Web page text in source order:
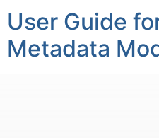
User Guide
Metadata